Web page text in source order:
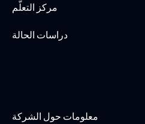
مركز التعلُّم
دراسات الحالة
معلومات حول الشركة